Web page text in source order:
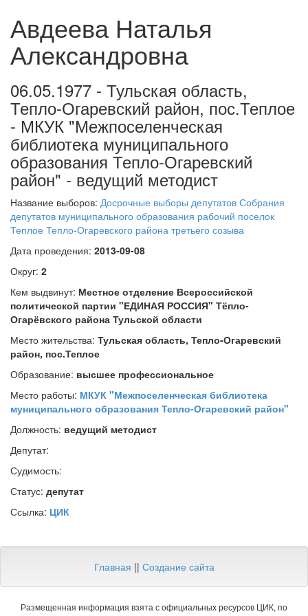
Авдеева Наталья
Александровна
06.05.1977 - Тульская область,
Тепло-Огаревский район, пос.Теплое
- МКУК "Межпоселенческая
библиотека муниципального
образования Тепло-Огаревский
район" - ведущий методист
Название выборов: Досрочные выборы депутатов Собрания
депутатов муниципального образования рабочий поселок
Теплое Тепло-Огаревского района третьего созыва
Дата проведения: 2013-09-08
Округ: 2
Кем выдвинут: Местное отделение Всероссийской
политической партии "ЕДИНАЯ РОССИЯ" Тёпло-
Огарёвского района Тульской области
Место жительства: Тульская область, Тепло-Огаревский
район, пос.Теплое
Образование: высшее профессиональное
Место работы: МКУК "Межпоселенческая библиотека
муниципального образования Тепло-Огаревский район"
Должность: ведущий методист
Депутат:
Судимость:
Статус: депутат
Ссылка: ЦИК
Главная || Создание сайта
Размещенная информация взята с официальных ресурсов ЦИК, по